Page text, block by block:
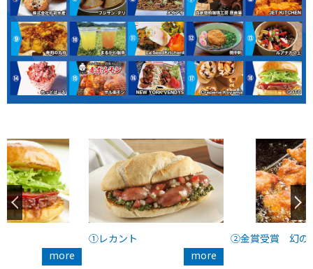
more
①レカント
more
②金賞受賞 幻の